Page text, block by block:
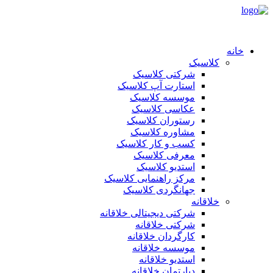
خانه
کلاسیک
شرکتی کلاسیک
استارت آپ کلاسیک
موسسه کلاسیک
عکاسی کلاسیک
رستوران کلاسیک
مشاوره کلاسیک
کسب و کار کلاسیک
معرفی کلاسیک
استدیو کلاسیک
مرکز راهنمایی کلاسیک
جهانگردی کلاسیک
خلاقانه
شرکتی دیجیتالی خلاقانه
شرکتی خلاقانه
کارگردان خلاقانه
موسسه خلاقانه
استدیو خلاقانه
دپارتمان خلاقانه